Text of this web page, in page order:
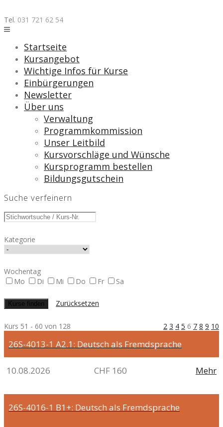
to
content
Tel. 031 721 62 54
Startseite
Kursangebot
Wichtige Infos für Kurse
Einbürgerungen
Newsletter
Über uns
Verwaltung
Programmkommission
Unser Leitbild
Kursvorschläge und Wünsche
Kursprogramm bestellen
Bildungsgutschein
Suche verfeinern
Kategorie
Wochentag
Mo
Di Mi Do Fr Sa
Zurücksetzen
Kurs 51 - 60 von 128 2 3 4 5 6 7 8 9 10
26S-4013-1 A2.1: Deutsch als Fremdsprache
10.08.2026 CHF 160 Mehr
26S-4016-1 B1+: Deutsch als Fremdsprache